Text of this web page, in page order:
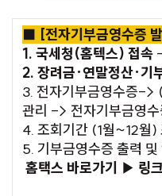
■ [전자기부금영수증
1. 국세청(홈텍스) 접속
2. 장려금·연말정산·기
3. 전자기부금영수증->
관리 -> 전자기부금영
4. 조회기간 (1월~12월)
5. 기부금영수증 출력
홈택스 바로가기 ▶ 링